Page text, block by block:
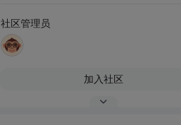
社区管理员
加入社区